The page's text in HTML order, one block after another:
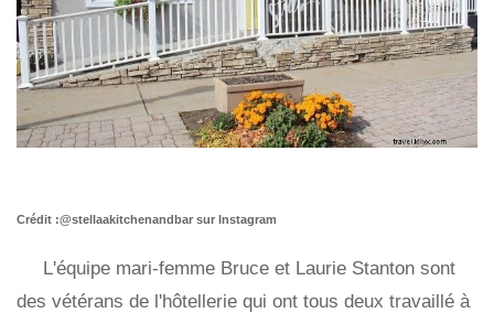
Crédit :@stellaakitchenandbar sur Instagram
L'équipe mari-femme Bruce et Laurie Stanton sont
des vétérans de l'hôtellerie qui ont tous deux travaillé à